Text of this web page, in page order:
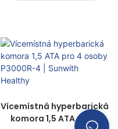
Vícemístná hyperbarická
komora 1,5 ATA pro 4